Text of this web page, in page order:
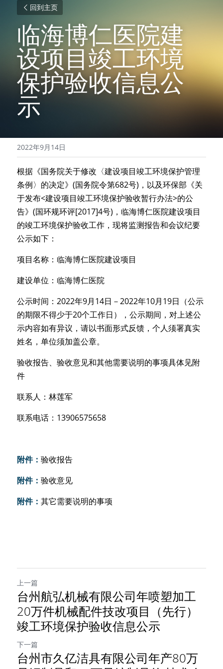
回到主页
临海博仁医院建
设项目竣工环境
保护验收信息公
示
2022年9月14日
根据《国务院关于修改〈建设项目竣工环境保护管理
条例〉的决定》(国务院令第682号)，以及环保部《关
于发布<建设项目竣工环境保护验收暂行办法>的公
告》(国环规环评[2017]4号)， 临海博仁医院建设项目
的竣工环境保护验收工作，现将监测报告和会议纪要
公示如下：
项目名称：临海博仁医院建设项目
建设单位：临海博仁医院
公示时间：2022年9月14日－2022年10月19日（公示
的期限不得少于20个工作日），公示期间，对上述公
示内容如有异议，请以书面形式反馈，个人须署真实
姓名，单位须加盖公章。
验收报告、 验收意见和其他需要说明的事项具体见附
件
联系人：林莲军
联系电话：13906575658
附件： 验收报告
附件： 验收意见
附件： 其它需要说明的事项
上一篇
台州航弘机械有限公司年喷塑加工
20万件机械配件技改项目（先行）
竣工环境保护验收信息公示
下一篇
台州市久亿洁具有限公司年产80万